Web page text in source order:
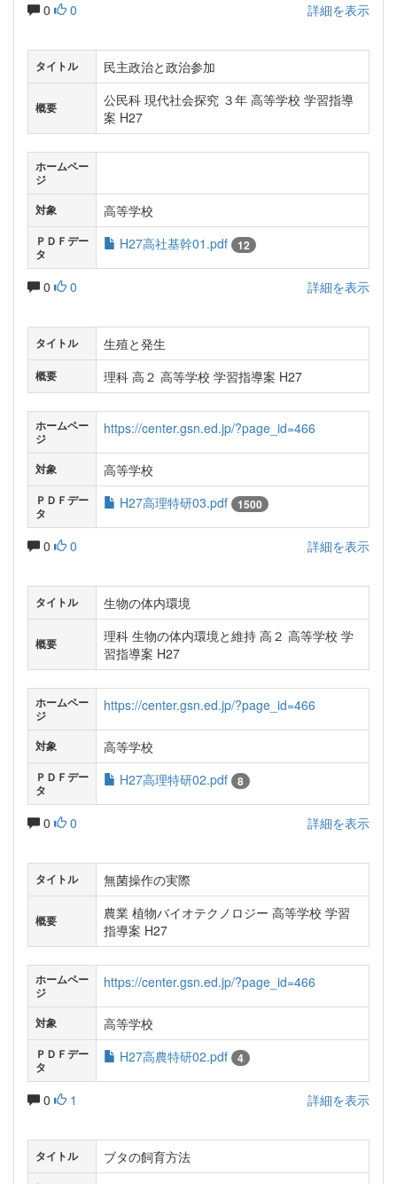
0 0 詳細を表示
タイトル 民主政治と政治参加
概要
公民科 現代社会探究 ３年 高等学校 学習指導
案 H27
ホームペー
ジ
対象
高等学校
ＰＤＦデー
タ
H27高社基幹01.pdf 12
0 0 詳細を表示
タイトル 生殖と発生
概要 理科 高２ 高等学校 学習指導案 H27
ホームペー
ジ
https://center.gsn.ed.jp/?page_id=466
対象 高等学校
ＰＤＦデー
タ
H27高理特研03.pdf 1500
0 0 詳細を表示
タイトル 生物の体内環境
概要
理科 生物の体内環境と維持 高２ 高等学校 学
習指導案 H27
ホームペー
ジ
https://center.gsn.ed.jp/?page_id=466
対象 高等学校
ＰＤＦデー
タ
H27高理特研02.pdf 8
0 0 詳細を表示
タイトル 無菌操作の実際
概要
農業 植物バイオテクノロジー 高等学校 学習
指導案 H27
ホームペー
ジ
https://center.gsn.ed.jp/?page_id=466
対象 高等学校
ＰＤＦデー
タ
H27高農特研02.pdf 4
0 1 詳細を表示
タイトル ブタの飼育方法